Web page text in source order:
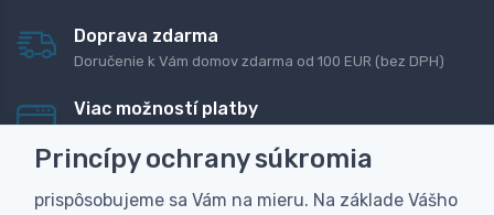
Doprava zdarma
Doručenie k Vám domov zdarma od 100 EUR (bez DPH)
Viac možností platby
dobierku
Personalizácia
Princípy ochrany súkromia
prispôsobujeme sa Vám na mieru. Na základe Vášho